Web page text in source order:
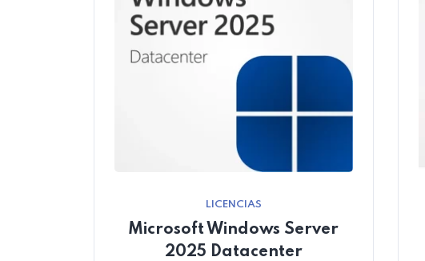
LICENCIAS
Microsoft Windows Server
2025 Datacenter